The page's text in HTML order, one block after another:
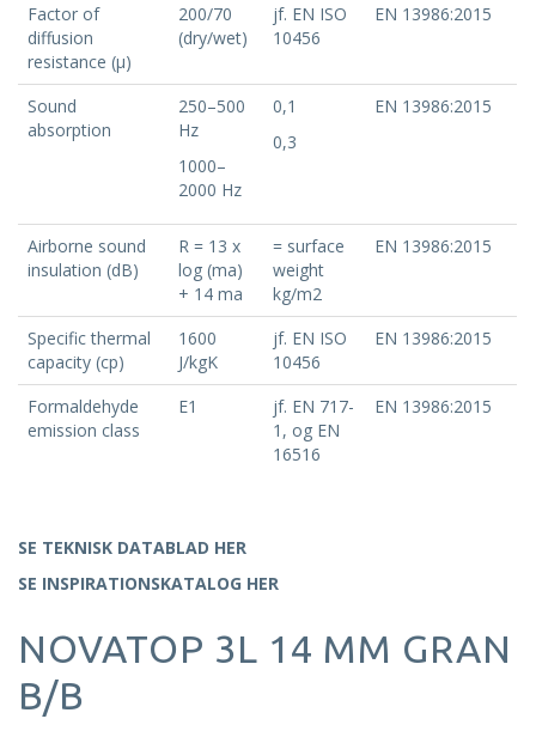
Factor of
diffusion
resistance (μ)
200/70
(dry/wet)
jf. EN ISO
10456
EN 13986:2015
Sound
absorption
250–500
Hz
1000–
2000 Hz
0,1
0,3
EN 13986:2015
Airborne sound
insulation (dB)
R = 13 x
log (ma)
+ 14 ma
= surface
weight
kg/m2
EN 13986:2015
Specific thermal
capacity (cp)
1600
J/kgK
jf. EN ISO
10456
EN 13986:2015
Formaldehyde
emission class
E1
jf. EN 717-
1, og EN
16516
EN 13986:2015
SE TEKNISK DATABLAD HER
SE INSPIRATIONSKATALOG HER
NOVATOP 3L 14 MM GRAN
B/B